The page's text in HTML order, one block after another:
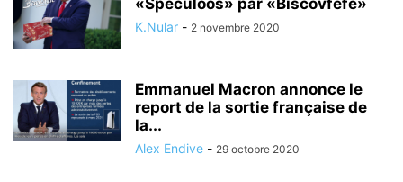
«Spéculoos» par «Biscovfefe»
K.Nular - 2 novembre 2020
Emmanuel Macron annonce le
report de la sortie française de
la...
Alex Endive - 29 octobre 2020